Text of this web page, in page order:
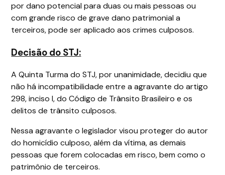
por dano potencial para duas ou mais pessoas ou
com grande risco de grave dano patrimonial a
terceiros, pode ser aplicado aos crimes culposos.
Decisão do STJ:
A Quinta Turma do STJ, por unanimidade, decidiu que
não há incompatibilidade entre a agravante do artigo
298, inciso I, do Código de Trânsito Brasileiro e os
delitos de trânsito culposos.
Nessa agravante o legislador visou proteger do autor
do homicídio culposo, além da vítima, as demais
pessoas que forem colocadas em risco, bem como o
patrimônio de terceiros.